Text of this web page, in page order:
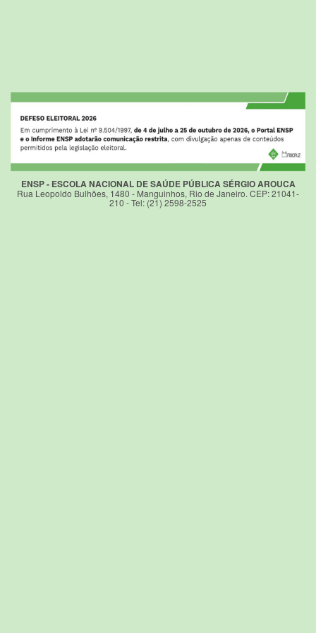
ENSP - ESCOLA NACIONAL DE SAÚDE PÚBLICA SÉRGIO AROUCA
Rua Leopoldo Bulhões, 1480 - Manguinhos, Rio de Janeiro. CEP: 21041-
210 - Tel: (21) 2598-2525